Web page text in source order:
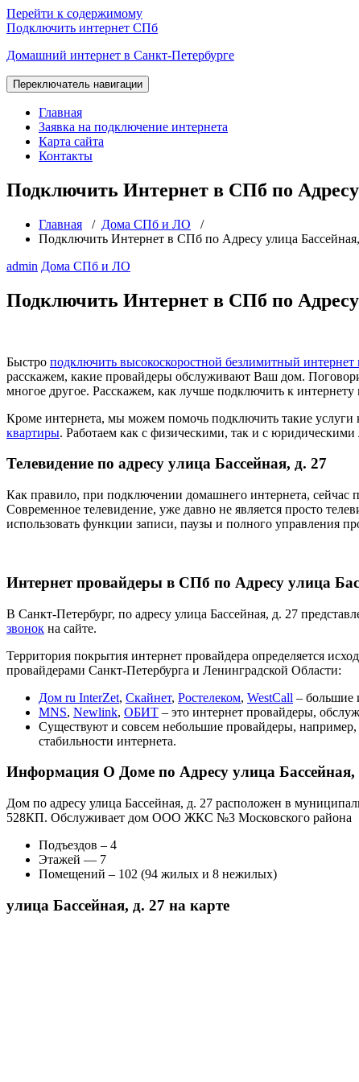
Перейти к содержимому
Подключить интернет СПб
Домашний интернет в Санкт-Петербурге
Переключатель навигации
Главная
Заявка на подключение интернета
Карта сайта
Контакты
Подключить Интернет в СПб по Адресу
Главная / Дома СПб и ЛО /
Подключить Интернет в СПб по Адресу улица
admin Дома СПб и ЛО
Подключить Интернет в СПб по Адресу
Быстро подключить высокоскоростной безлимитный интернет
расскажем, какие провайдеры обслуживают Ваш дом.
многое другое. Расскажем, как лучше подключить к
Кроме интернета, мы можем помочь подключить такие услуги
квартиры. Работаем как с физическими, так и с
Телевидение по адресу улица Бассейная, д. 27
Как правило, при подключении домашнего интернета, сейчас
Современное телевидение, уже давно не является просто
использовать функции записи, паузы и полного управления
Интернет провайдеры в СПб по Адресу улица
В Санкт-Петербург, по адресу улица Бассейная, д. 27
звонок на сайте.
Территория покрытия интернет провайдера определяется
провайдерами Санкт-Петербурга и Ленинградской Области:
Дом ru InterZet, Скайнет, Ростелеком, WestCall – большие
MNS, Newlink, ОБИТ – это интернет провайдеры,
Существуют и совсем небольшие провайдеры, например,
стабильности интернета.
Информация О Доме по Адресу улица Бассейная,
Дом по адресу улица Бассейная, д. 27 расположен в
528КП. Обслуживает дом ООО ЖКС №3 Московского района
Подъездов – 4
Этажей — 7
Помещений – 102 (94 жилых и 8 нежилых)
улица Бассейная, д. 27 на карте